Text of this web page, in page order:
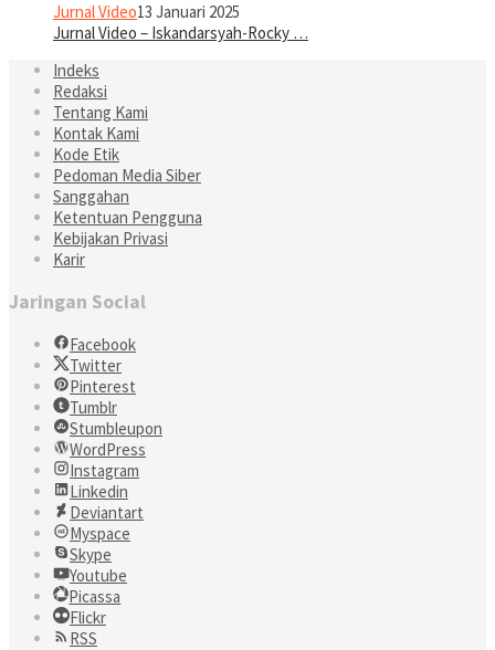
Jurnal Video13 Januari 2025
Jurnal Video – Iskandarsyah-Rocky …
Indeks
Redaksi
Tentang Kami
Kontak Kami
Kode Etik
Pedoman Media Siber
Sanggahan
Ketentuan Pengguna
Kebijakan Privasi
Karir
Jaringan Social
Facebook
Twitter
Pinterest
Tumblr
Stumbleupon
WordPress
Instagram
Linkedin
Deviantart
Myspace
Skype
Youtube
Picassa
Flickr
RSS